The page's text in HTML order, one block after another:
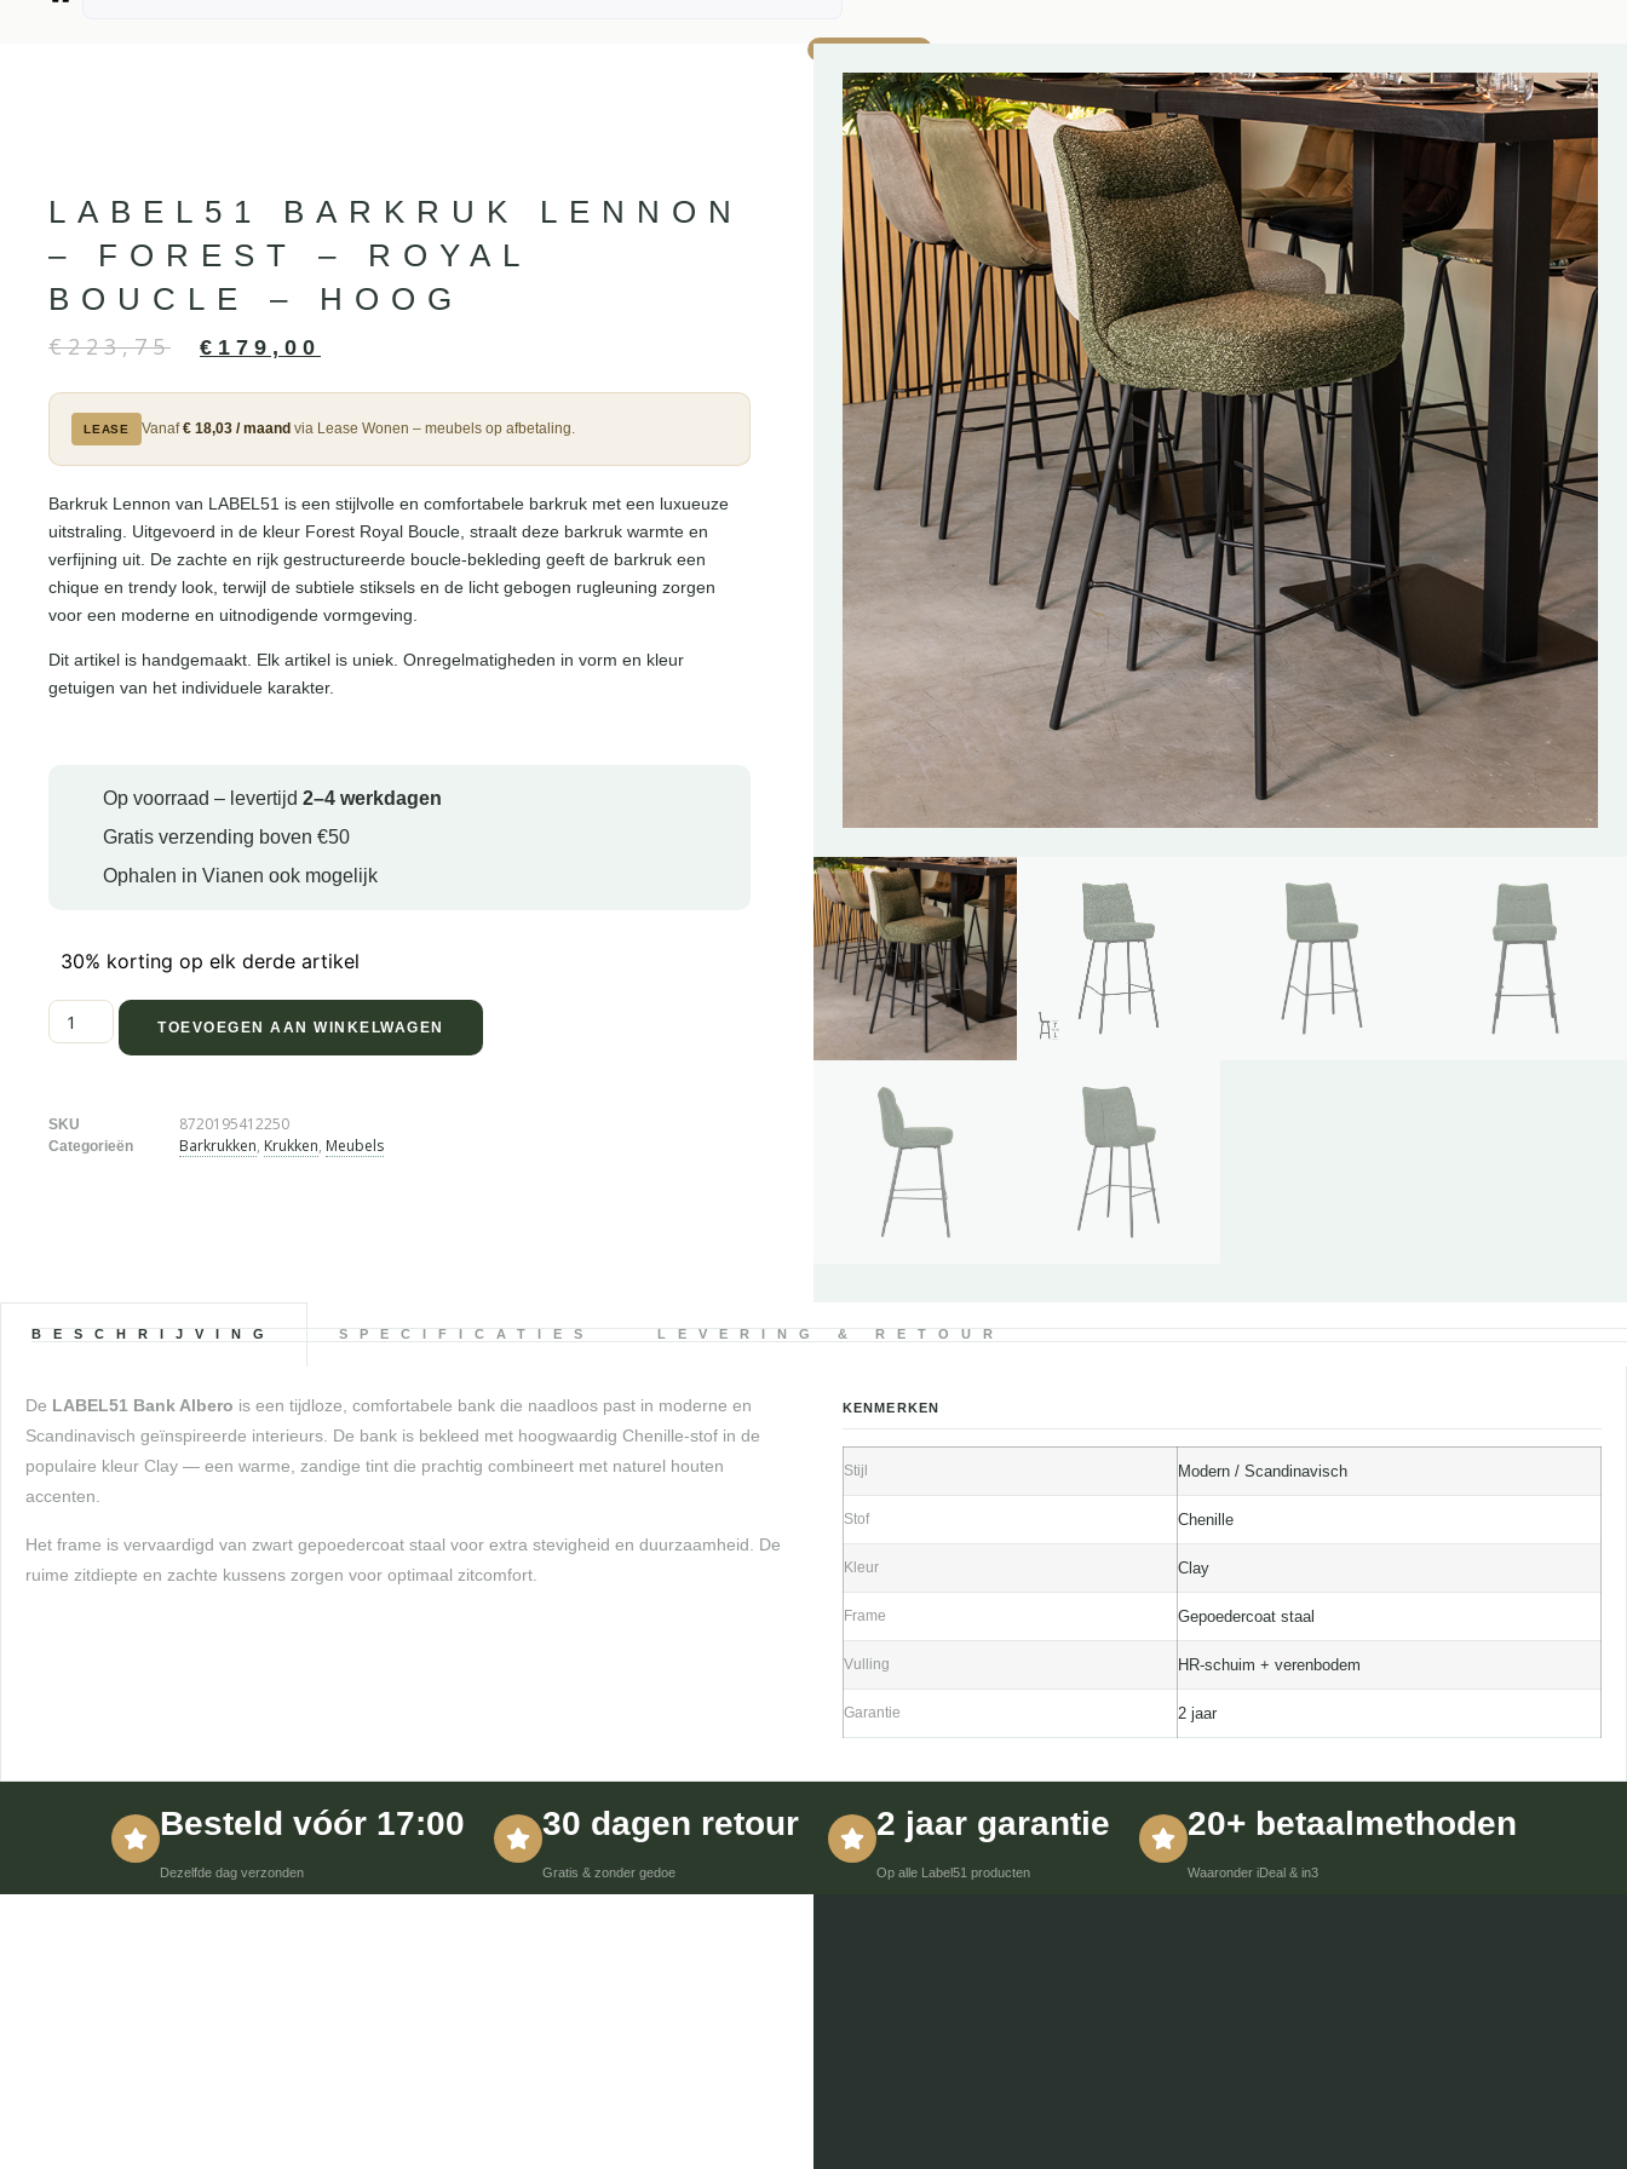
LABEL51 BARKRUK LENNON
– FOREST – ROYAL
BOUCLE – HOOG
€223,75 € 179,00
LEASE Vanaf€ 18,03 / maand via Lease Wonen – meubels op afbetaling.
Barkruk Lennon van LABEL51 is een stijlvolle en comfortabele barkruk met een luxueuze
uitstraling. Uitgevoerd in de kleur Forest Royal Boucle, straalt deze barkruk warmte en
verfijning uit. De zachte en rijk gestructureerde boucle-bekleding geeft de barkruk een
chique en trendy look, terwijl de subtiele stiksels en de licht gebogen rugleuning zorgen
voor een moderne en uitnodigende vormgeving.
Dit artikel is handgemaakt. Elk artikel is uniek. Onregelmatigheden in vorm en kleur
getuigen van het individuele karakter.
Op voorraad – levertijd 2–4 werkdagen
Gratis verzending boven €50
Ophalen in Vianen ook mogelijk
30% korting op elk derde artikel
TOEVOEGEN AAN WINKELWAGEN
SKU 8720195412250
Categorieën Barkrukken, Krukken, Meubels
BESCHRIJVING SPECIFICATIES LEVERING & RETOUR
De LABEL51 Bank Albero is een tijdloze, comfortabele bank die naadloos past in moderne en
Scandinavisch geïnspireerde interieurs. De bank is bekleed met hoogwaardig Chenille-stof in de
populaire kleur Clay — een warme, zandige tint die prachtig combineert met naturel houten
accenten.
Het frame is vervaardigd van zwart gepoedercoat staal voor extra stevigheid en duurzaamheid. De
ruime zitdiepte en zachte kussens zorgen voor optimaal zitcomfort.
KENMERKEN
Stijl Modern / Scandinavisch
Stof Chenille
Kleur Clay
Frame Gepoedercoat staal
Vulling HR-schuim + verenbodem
Garantie 2 jaar
Besteld vóór 17:00
Dezelfde dag verzonden
30 dagen retour
Gratis & zonder gedoe
2 jaar garantie
Op alle Label51 producten
20+ betaalmethoden
Waaronder iDeal & in3